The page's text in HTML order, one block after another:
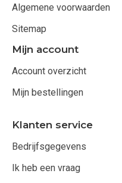
Algemene voorwaarden
Sitemap
Mijn account
Account overzicht
Mijn bestellingen
Klanten service
Bedrijfsgegevens
Ik heb een vraag